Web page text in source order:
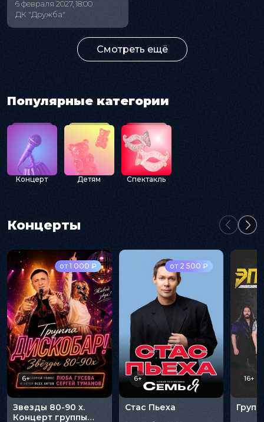
6 февраля 2027, 18:00
ДК "Дружба"
Смотреть ещё
Популярные категории
Концерт Детям Спектакль
Концерты
от 1 000 ₽
6+
Звезды 80-90 х.
Концерт группы
от 2 500 ₽
6+
Стас Пьеха
16+